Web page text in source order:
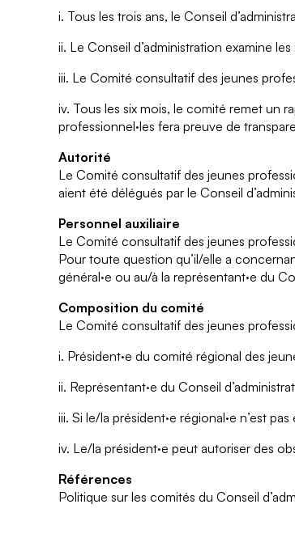
i. Tous les trois ans, le Conseil
ii. Le Conseil d’administration examine
iii. Le Comité consultatif des jeunes
iv. Tous les six mois, le comité remet un
professionnel·les fera preuve de
Autorité
Le Comité consultatif des jeunes
aient été délégués par le Conseil
Personnel auxiliaire
Le Comité consultatif des jeunes
Pour toute question qu’il/elle a
général·e ou au/à la représentant·e du
Composition du comité
Le Comité consultatif des jeunes
i. Président·e du comité régional des
ii. Représentant·e du Conseil
iii. Si le/la président·e régional·e n’est
iv. Le/la président·e peut autoriser des
Références
Politique sur les comités du Conseil